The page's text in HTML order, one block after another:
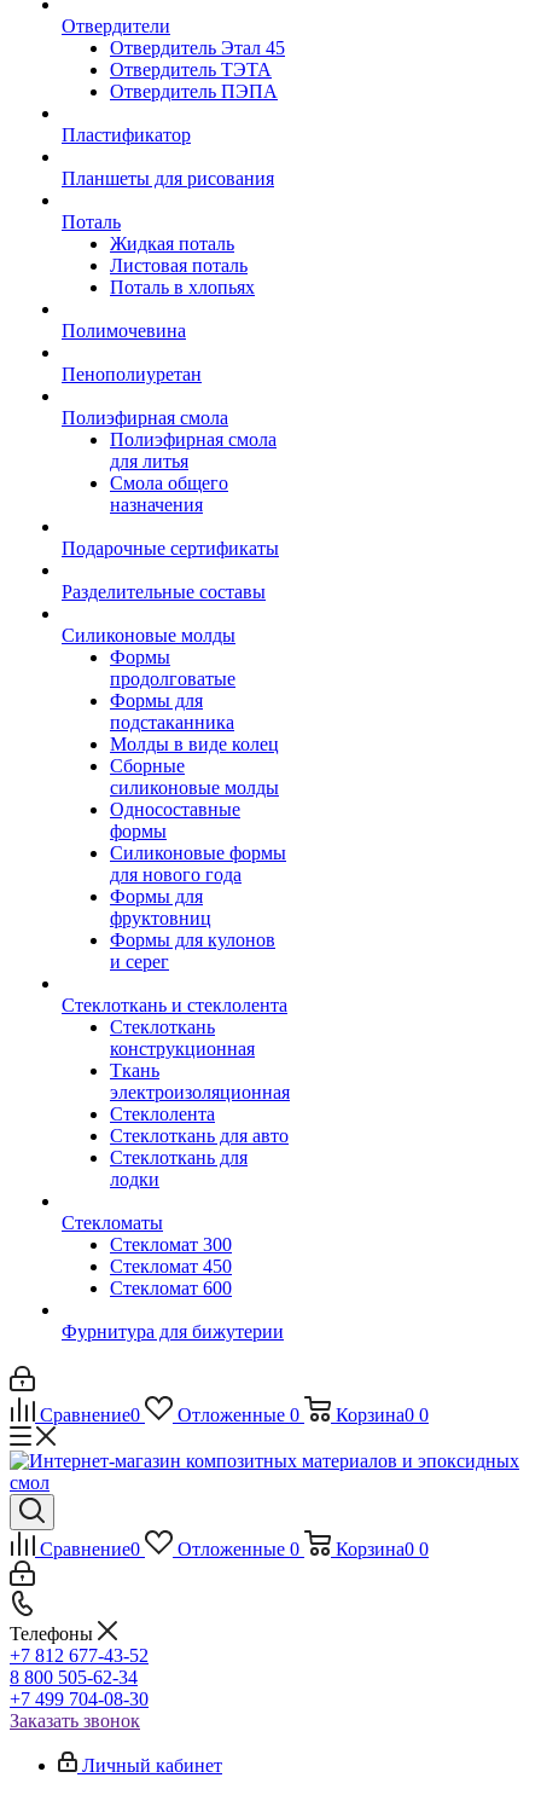
Отвердители
Отвердитель Этал 45
Отвердитель ТЭТА
Отвердитель ПЭПА
Пластификатор
Планшеты для рисования
Поталь
Жидкая поталь
Листовая поталь
Поталь в хлопьях
Полимочевина
Пенополиуретан
Полиэфирная смола
Полиэфирная смола
для литья
Смола общего
назначения
Подарочные сертификаты
Разделительные составы
Силиконовые молды
Формы
продолговатые
Формы для
подстаканника
Молды в виде колец
Сборные
силиконовые молды
Односоставные
формы
Силиконовые формы
для нового года
Формы для
фруктовниц
Формы для кулонов
и серег
Стеклоткань и стеклолента
Стеклоткань
конструкционная
Ткань
электроизоляционная
Стеклолента
Стеклоткань для авто
Стеклоткань для
лодки
Стекломаты
Стекломат 300
Стекломат 450
Стекломат 600
Фурнитура для бижутерии
Сравнение0 Отложенные 0 Корзина0 0
Сравнение0 Отложенные 0 Корзина0 0
Телефоны
+7 812 677-43-52
8 800 505-62-34
+7 499 704-08-30
Заказать звонок
Личный кабинет